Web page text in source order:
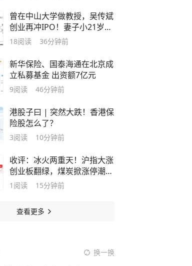
曾在中山大学做教授，吴传斌
创业再冲IPO！妻子小21岁任
董事，也是中大学子；两位
18阅读 36分钟前
新华保险、国泰海通在北京成
立私募基金 出资额7亿元
9阅读 46分钟前
港股子曰 | 突然大跌！香港保
险股怎么了？
3阅读 10分钟前
收评：冰火两重天！沪指大涨
创业板翻绿，煤炭掀涨停潮电
力重挫
1 阅读 15分钟前
查看更多
换一换